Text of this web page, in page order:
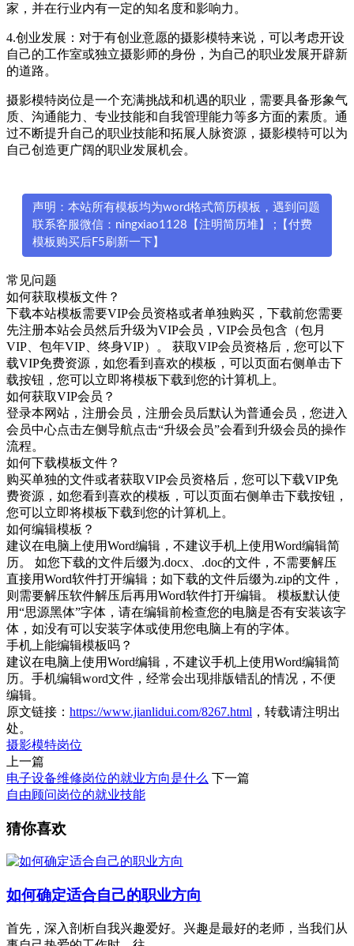
家，并在行业内有一定的知名度和影响力。
4.创业发展：对于有创业意愿的摄影模特来说，可以考虑开设
自己的工作室或独立摄影师的身份，为自己的职业发展开辟新
的道路。
摄影模特岗位是一个充满挑战和机遇的职业，需要具备形象气
质、沟通能力、专业技能和自我管理能力等多方面的素质。通
过不断提升自己的职业技能和拓展人脉资源，摄影模特可以为
自己创造更广阔的职业发展机会。
声明：本站所有模板均为word格式简历模板，遇到问题
联系客服微信：ningxiao1128【注明简历堆】 ;【付费
模板购买后F5刷新一下】
常见问题
如何获取模板文件？
下载本站模板需要VIP会员资格或者单独购买，下载前您需要
先注册本站会员然后升级为VIP会员，VIP会员包含（包月
VIP、包年VIP、终身VIP）。 获取VIP会员资格后，您可以下
载VIP免费资源，如您看到喜欢的模板，可以页面右侧单击下
载按钮，您可以立即将模板下载到您的计算机上。
如何获取VIP会员？
登录本网站，注册会员，注册会员后默认为普通会员，您进入
会员中心点击左侧导航点击“升级会员”会看到升级会员的操作
流程。
如何下载模板文件？
购买单独的文件或者获取VIP会员资格后，您可以下载VIP免
费资源，如您看到喜欢的模板，可以页面右侧单击下载按钮，
您可以立即将模板下载到您的计算机上。
如何编辑模板？
建议在电脑上使用Word编辑，不建议手机上使用Word编辑简
历。 如您下载的文件后缀为.docx、.doc的文件，不需要解压
直接用Word软件打开编辑；如下载的文件后缀为.zip的文件，
则需要解压软件解压后再用Word软件打开编辑。 模板默认使
用“思源黑体”字体，请在编辑前检查您的电脑是否有安装该字
体，如没有可以安装字体或使用您电脑上有的字体。
手机上能编辑模板吗？
建议在电脑上使用Word编辑，不建议手机上使用Word编辑简
历。手机编辑word文件，经常会出现排版错乱的情况，不便
编辑。
原文链接： https://www.jianlidui.com/8267.html ，转载请注明出
处。
摄影模特岗位
上一篇
电子设备维修岗位的就业方向是什么 下一篇
自由顾问岗位的就业技能
猜你喜欢
如何确定适合自己的职业方向
首先，深入剖析自我兴趣爱好。兴趣是最好的老师，当我们从